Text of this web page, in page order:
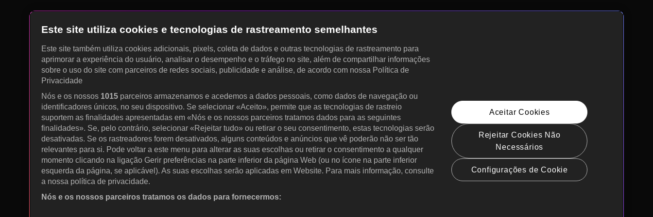
Este site utiliza cookies e tecnologias de rastreamento semelhantes
Este site também utiliza cookies adicionais, pixels, coleta de dados e outras tecnologias de rastreamento para
aprimorar a experiência do usuário, analisar o desempenho e o tráfego no site, além de compartilhar informações
sobre o uso do site com parceiros de redes sociais, publicidade e análise, de acordo com nossa Política de
Privacidade
Nós e os nossos 1015 parceiros armazenamos e acedemos a dados pessoais, como dados de navegação ou
identificadores únicos, no seu dispositivo. Se selecionar «Aceito», permite que as tecnologias de rastreio
suportem as finalidades apresentadas em «Nós e os nossos parceiros tratamos dados para as seguintes
finalidades». Se, pelo contrário, selecionar «Rejeitar tudo» ou retirar o seu consentimento, estas tecnologias serão
desativadas. Se os rastreadores forem desativados, alguns conteúdos e anúncios que vê poderão não ser tão
relevantes para si. Pode voltar a este menu para alterar as suas escolhas ou retirar o consentimento a qualquer
momento clicando na ligação Gerir preferências na parte inferior da página Web (ou no ícone na parte inferior
esquerda da página, se aplicável). As suas escolhas serão aplicadas em Website. Para mais informação, consulte
a nossa política de privacidade.
Nós e os nossos parceiros tratamos os dados para fornecermos:
Aceitar Cookies
Rejeitar Cookies Não
Necessários
Configurações de Cookie